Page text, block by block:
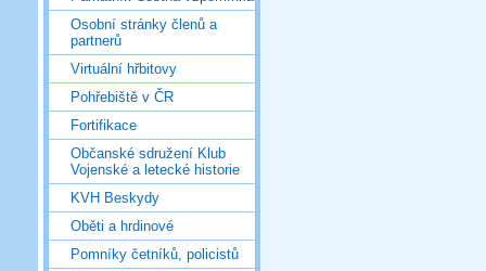
Osobní stránky členů a
partnerů
Virtuální hřbitovy
Pohřebiště v ČR
Fortifikace
Občanské sdružení Klub
Vojenské a letecké historie
KVH Beskydy
Oběti a hrdinové
Pomníky četníků, policistů